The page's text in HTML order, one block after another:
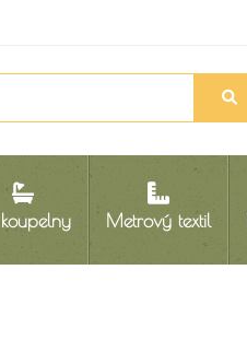
Metrový textil